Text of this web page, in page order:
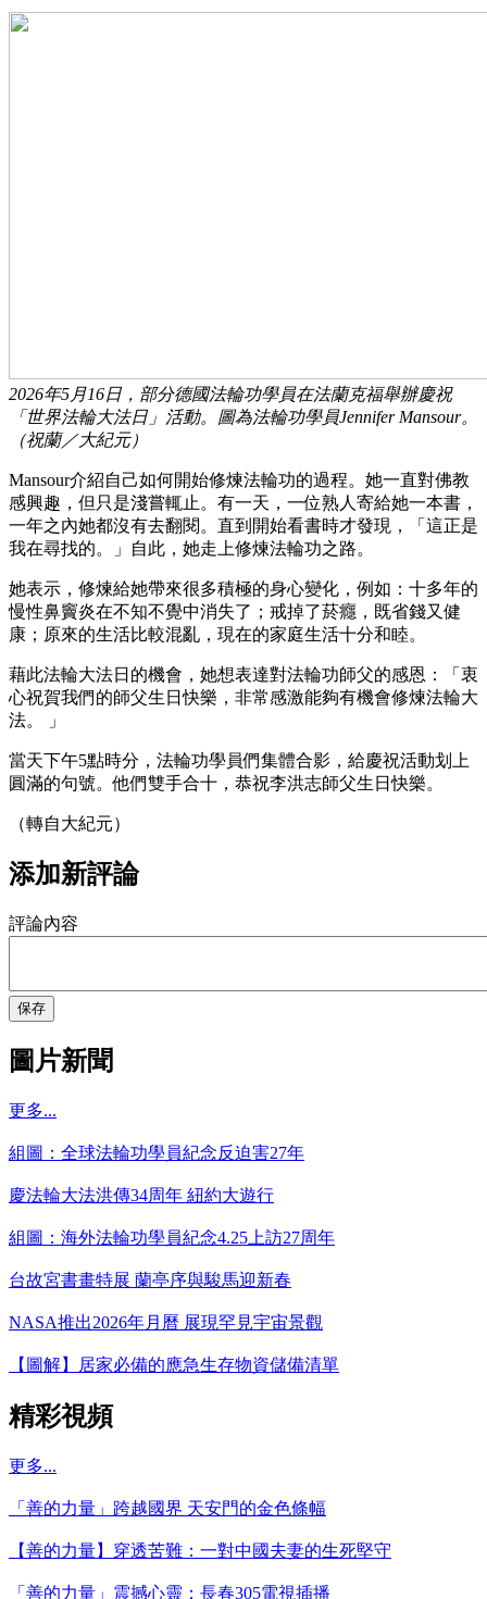
2026年5月16日，部分德國法輪功學員在法蘭克福舉辦慶祝
「世界法輪大法日」活動。圖為法輪功學員Jennifer Mansour。
（祝蘭／大紀元）
Mansour介紹自己如何開始修煉法輪功的過程。她一直對佛教
感興趣，但只是淺嘗輒止。有一天，一位熟人寄給她一本書，
一年之內她都沒有去翻閱。直到開始看書時才發現，「這正是
我在尋找的。」自此，她走上修煉法輪功之路。
她表示，修煉給她帶來很多積極的身心變化，例如：十多年的
慢性鼻竇炎在不知不覺中消失了；戒掉了菸癮，既省錢又健
康；原來的生活比較混亂，現在的家庭生活十分和睦。
藉此法輪大法日的機會，她想表達對法輪功師父的感恩：「衷
心祝賀我們的師父生日快樂，非常感激能夠有機會修煉法輪大
法。 」
當天下午5點時分，法輪功學員們集體合影，給慶祝活動划上
圓滿的句號。他們雙手合十，恭祝李洪志師父生日快樂。
（轉自大紀元）
添加新評論
評論內容
保存
圖片新聞
更多...
組圖：全球法輪功學員紀念反迫害27年
慶法輪大法洪傳34周年 紐約大遊行
組圖：海外法輪功學員紀念4.25上訪27周年
台故宮書畫特展 蘭亭序與駿馬迎新春
NASA推出2026年月曆 展現罕見宇宙景觀
【圖解】居家必備的應急生存物資儲備清單
精彩視頻
更多...
「善的力量」跨越國界 天安門的金色條幅
【善的力量】穿透苦難：一對中國夫妻的生死堅守
「善的力量」震撼心靈：長春305電視插播